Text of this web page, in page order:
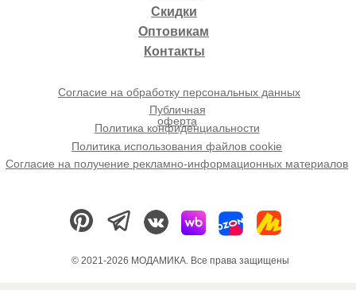
Согласие на обработку персональных данных
Публичная
оферта
Оптовикам
Скидки
Политика конфиденциальности
Согласие на получение рекламно-информационных материалов
Политика использования файлов cookie
Контакты
© 2021-2026 МОДАМИКА. Все права защищены